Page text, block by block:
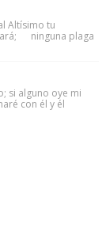
Altísimo tu
ninguna plaga
si alguno oye mi
con él y él